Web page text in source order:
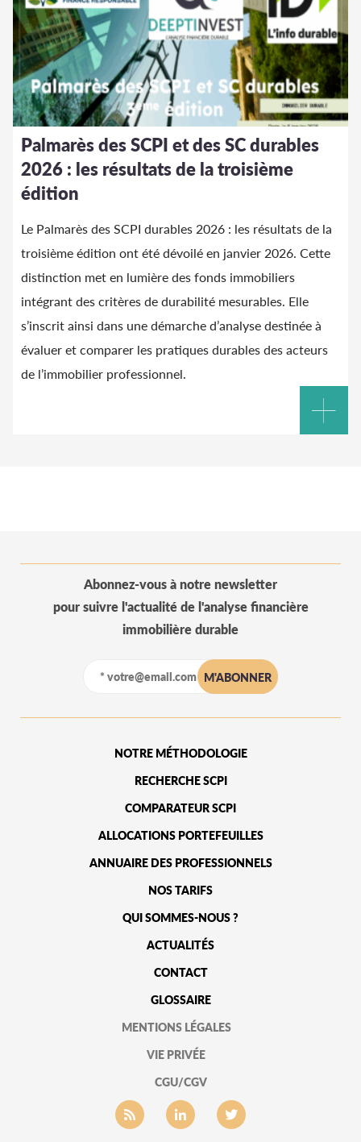
Palmarès des SCPI et des SC durables
2026 : les résultats de la troisième
édition
Le Palmarès des SCPI durables 2026 : les résultats de la
troisième édition ont été dévoilé en janvier 2026. Cette
distinction met en lumière des fonds immobiliers
intégrant des critères de durabilité mesurables. Elle
s’inscrit ainsi dans une démarche d’analyse destinée à
évaluer et comparer les pratiques durables des acteurs
de l’immobilier professionnel.
Abonnez-vous à notre newsletter
pour suivre l'actualité de l'analyse financière
immobilière durable
NOTRE MÉTHODOLOGIE
RECHERCHE SCPI
COMPARATEUR SCPI
ALLOCATIONS PORTEFEUILLES
ANNUAIRE DES PROFESSIONNELS
NOS TARIFS
QUI SOMMES-NOUS ?
ACTUALITÉS
CONTACT
GLOSSAIRE
MENTIONS LÉGALES
VIE PRIVÉE
CGU/CGV